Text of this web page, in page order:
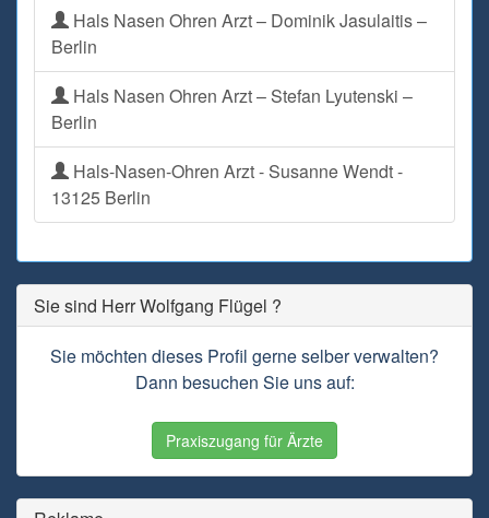
Hals Nasen Ohren Arzt – Dominik Jasulaitis –
Berlin
Hals Nasen Ohren Arzt – Stefan Lyutenski –
Berlin
Hals-Nasen-Ohren Arzt - Susanne Wendt -
13125 Berlin
Sie sind Herr Wolfgang Flügel ?
Sie möchten dieses Profil gerne selber verwalten?
Dann besuchen Sie uns auf:
Praxiszugang für Ärzte